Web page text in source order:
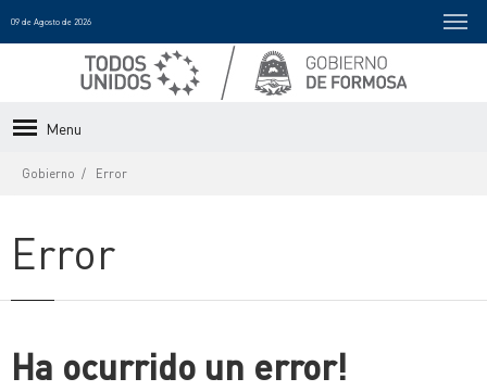
09 de Agosto de 2026
Menu
Gobierno Error
Error
Ha ocurrido un error!